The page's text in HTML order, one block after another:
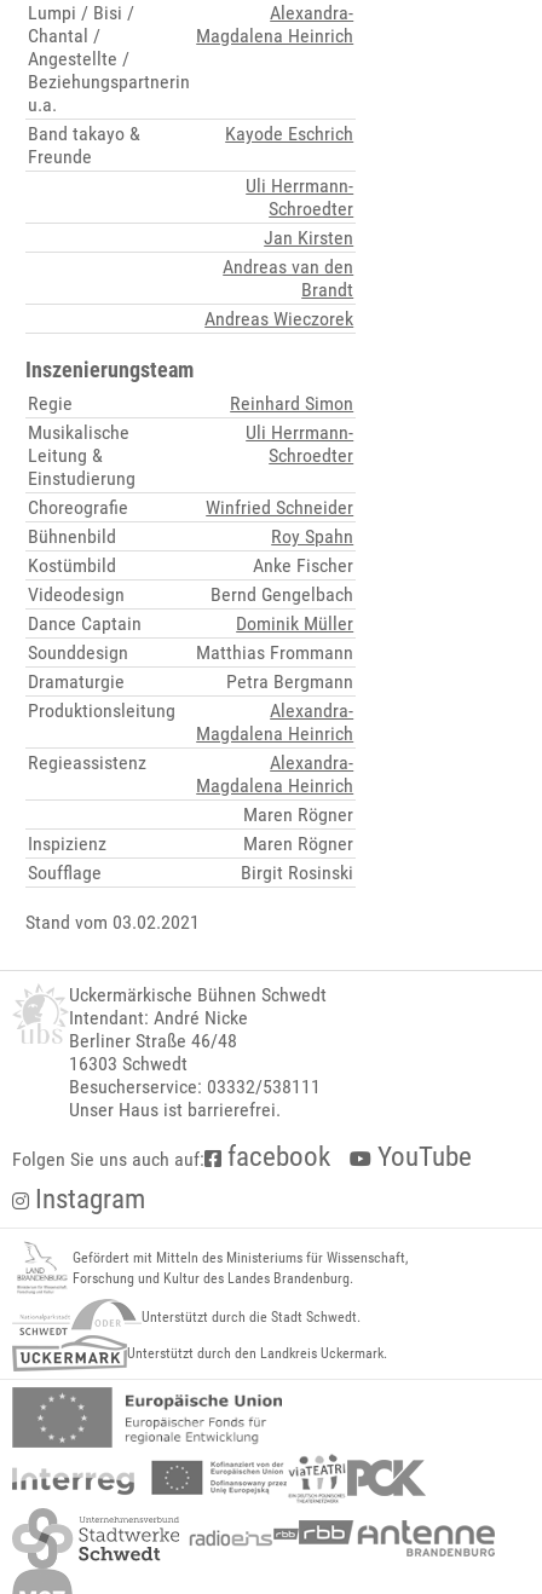
Lumpi / Bisi /
Chantal /
Angestellte /
Beziehungspartnerin
u.a.
Alexandra-
Magdalena Heinrich
Band takayo &
Freunde
Kayode Eschrich
Uli Herrmann-
Schroedter
Jan Kirsten
Andreas van den
Brandt
Andreas Wieczorek
Inszenierungsteam
Regie
Reinhard Simon
Musikalische
Leitung &
Einstudierung
Uli Herrmann-
Schroedter
Choreografie
Winfried Schneider
Bühnenbild
Roy Spahn
Kostümbild
Anke Fischer
Videodesign
Bernd Gengelbach
Dance Captain
Dominik Müller
Sounddesign
Matthias Frommann
Dramaturgie
Petra Bergmann
Produktionsleitung
Alexandra-
Magdalena Heinrich
Regieassistenz
Alexandra-
Magdalena Heinrich
Maren Rögner
Inspizienz
Maren Rögner
Soufflage
Birgit Rosinski
Stand vom 03.02.2021
Uckermärkische Bühnen Schwedt
Intendant: André Nicke
Berliner Straße 46/48
16303 Schwedt
Besucherservice: 03332/538111
Unser Haus ist barrierefrei.
Folgen Sie uns auch auf: facebook
YouTube
Instagram
Gefördert mit Mitteln des Ministeriums für Wissenschaft,
Forschung und Kultur des Landes Brandenburg.
Unterstützt durch die Stadt Schwedt.
Unterstützt durch den Landkreis Uckermark.